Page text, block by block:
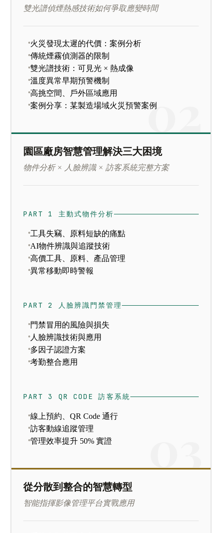
雙光譜偵煙熱感技術如何爭取應變時間
火災發現太遲的代價：案例分析
傳統煙霧偵測器的限制
雙光譜技術：可見光 × 熱成像
溫度異常早期預警機制
高挑空間、戶外區域應用
案例分享：某製造場域火災預警案例
園區廠房智慧管理解決三大困境
物件分析 × 人臉辨識 × 訪客系統完整方案
PART 1 主動式物件分析
工具失竊、原料短缺的痛點
AI物件辨識與追蹤技術
高價工具、原料、產品管理
異常移動即時警報
PART 2 人臉辨識門禁管理
門禁冒用的風險與損失
人臉辨識技術與應用
多因子認證方案
考勤整合應用
PART 3 QR CODE 訪客系統
線上預約、QR Code 通行
訪客動線追蹤管理
管理效率提升 50% 實證
從分散到整合的智慧轉型
智能指揮影像管理平台實戰應用